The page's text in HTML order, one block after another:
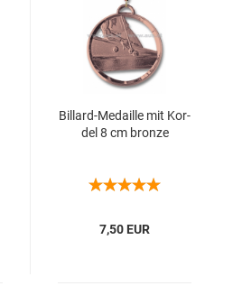
Billard-​​Me­dail­le mit Kor­
del 8 cm bron­ze
7,50 EUR